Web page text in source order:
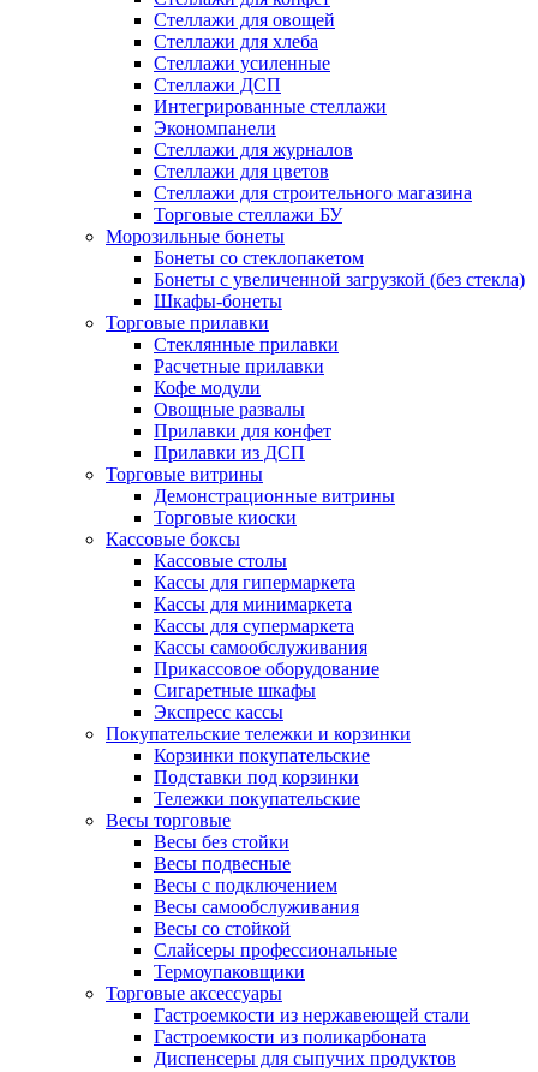
Стеллажи для овощей
Стеллажи для хлеба
Стеллажи усиленные
Стеллажи ДСП
Интегрированные стеллажи
Экономпанели
Стеллажи для журналов
Стеллажи для цветов
Стеллажи для строительного магазина
Торговые стеллажи БУ
Морозильные бонеты
Бонеты со стеклопакетом
Бонеты с увеличенной загрузкой (без стекла)
Шкафы-бонеты
Торговые прилавки
Стеклянные прилавки
Расчетные прилавки
Кофе модули
Овощные развалы
Прилавки для конфет
Прилавки из ДСП
Торговые витрины
Демонстрационные витрины
Торговые киоски
Кассовые боксы
Кассовые столы
Кассы для гипермаркета
Кассы для минимаркета
Кассы для супермаркета
Кассы самообслуживания
Прикассовое оборудование
Сигаретные шкафы
Экспресс кассы
Покупательские тележки и корзинки
Корзинки покупательские
Подставки под корзинки
Тележки покупательские
Весы торговые
Весы без стойки
Весы подвесные
Весы с подключением
Весы самообслуживания
Весы со стойкой
Слайсеры профессиональные
Термоупаковщики
Торговые аксессуары
Гастроемкости из нержавеющей стали
Гастроемкости из поликарбоната
Диспенсеры для сыпучих продуктов